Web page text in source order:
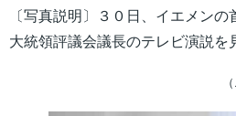
〔写真説明〕３０日、イエメンの
大統領評議会議長のテレビ演説を